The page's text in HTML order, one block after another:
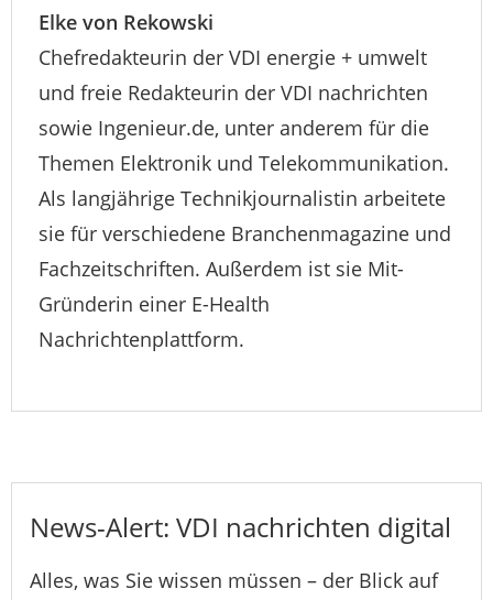
Elke von Rekowski
Chefredakteurin der VDI energie + umwelt
und freie Redakteurin der VDI nachrichten
sowie Ingenieur.de, unter anderem für die
Themen Elektronik und Telekommunikation.
Als langjährige Technikjournalistin arbeitete
sie für verschiedene Branchenmagazine und
Fachzeitschriften. Außerdem ist sie Mit-
Gründerin einer E-Health
Nachrichtenplattform.
News-Alert: VDI nachrichten digital
Alles, was Sie wissen müssen – der Blick auf